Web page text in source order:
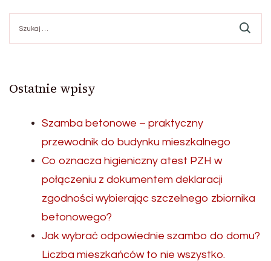
Ostatnie wpisy
Szamba betonowe – praktyczny
przewodnik do budynku mieszkalnego
Co oznacza higieniczny atest PZH w
połączeniu z dokumentem deklaracji
zgodności wybierając szczelnego zbiornika
betonowego?
Jak wybrać odpowiednie szambo do domu?
Liczba mieszkańców to nie wszystko.